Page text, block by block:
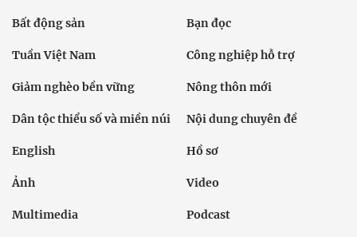
Bất động sản Bạn đọc
Tuần Việt Nam Công nghiệp hỗ trợ
Giảm nghèo bền vững Nông thôn mới
Dân tộc thiểu số và miền núi Nội dung chuyên đề
English Hồ sơ
Ảnh Video
Multimedia Podcast